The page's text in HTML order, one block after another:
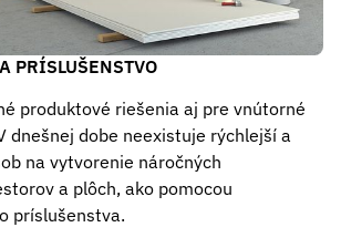
PRÍSLUŠENSTVO
produktové riešenia aj pre vnútorné
dnešnej dobe neexistuje rýchlejší a
na vytvorenie náročných
a plôch, ako pomocou
príslušenstva.